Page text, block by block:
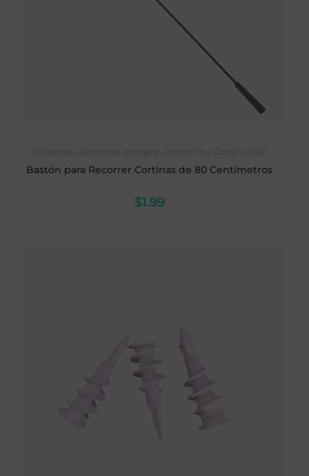
Accesorios , Accesorios de hogar , Ferretería y Construcción
Bastón para Recorrer Cortinas de 80 Centímetros
$1.99